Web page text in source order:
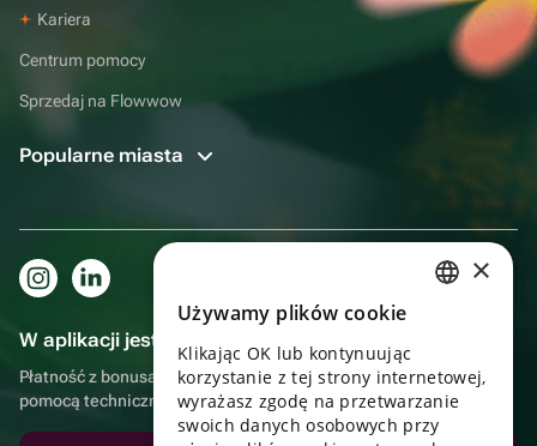
Kariera
Centrum pomocy
Sprzedaj na Flowwow
Popularne miasta
W aplikacji jest to jeszcze wygodniejsze!
Płatność z bonusami, samodzielna dostawa, wygodny czat z
pomocą techniczną
UKRAINIAN
PORTUGUESE
×
Używamy plików cookie
Klikając OK lub kontynuując
korzystanie z tej strony internetowej,
wyrażasz zgodę na przetwarzanie
swoich danych osobowych przy